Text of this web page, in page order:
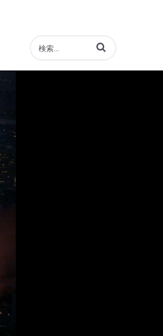
動画の検索語句を入力